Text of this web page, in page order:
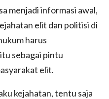
menjadi informasi awal,
elit dan politisi di
harus
sebagai pintu
elit.
kejahatan, tentu saja